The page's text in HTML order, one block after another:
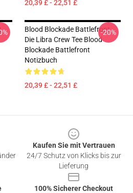
20,39 £ - 22,51 £
Blood Blockade Battlefront
Die Libra Crew Tee Blood
Blockade Battlefront
Notizbuch
20,39 £ - 22,51 £
-20%
Kaufen Sie mit Vertrauen
24/7 Schutz von Klicks bis zur
Lieferung
100% Sicherer Checkout